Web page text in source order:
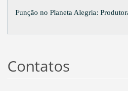
Função no Planeta Alegria:
Contatos